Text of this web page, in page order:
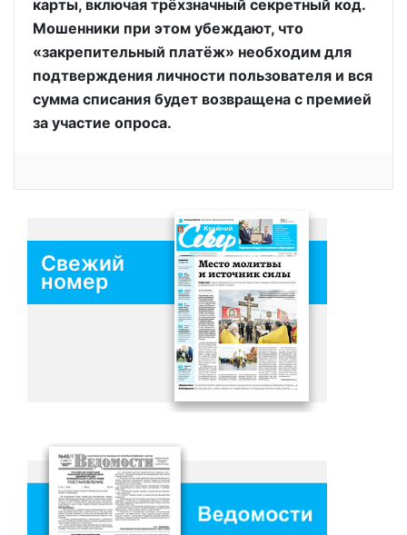
карты, включая трёхзначный секретный код.
Мошенники при этом убеждают, что
«закрепительный платёж» необходим для
подтверждения личности пользователя и вся
сумма списания будет возвращена с премией
за участие опроса.
Свежий
номер